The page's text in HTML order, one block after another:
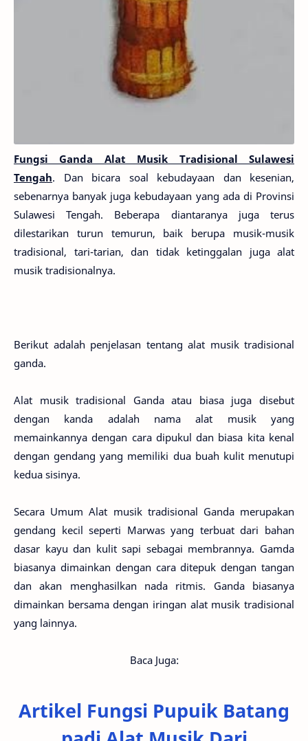
Fungsi Ganda Alat Musik Tradisional Sulawesi
Tengah. Dan bicara soal kebudayaan dan kesenian,
sebenarnya banyak juga kebudayaan yang ada di Provinsi
Sulawesi Tengah. Beberapa diantaranya juga terus
dilestarikan turun temurun, baik berupa musik-musik
tradisional, tari-tarian, dan tidak ketinggalan juga alat
musik tradisionalnya.
Berikut adalah penjelasan tentang alat musik tradisional
ganda.
Alat musik tradisional Ganda atau biasa juga disebut
dengan kanda adalah nama alat musik yang
memainkannya dengan cara dipukul dan biasa kita kenal
dengan gendang yang memiliki dua buah kulit menutupi
kedua sisinya.
Secara Umum Alat musik tradisional Ganda merupakan
gendang kecil seperti Marwas yang terbuat dari bahan
dasar kayu dan kulit sapi sebagai membrannya. Gamda
biasanya dimainkan dengan cara ditepuk dengan tangan
dan akan menghasilkan nada ritmis. Ganda biasanya
dimainkan bersama dengan iringan alat musik tradisional
yang lainnya.
Baca Juga:
Artikel Fungsi Pupuik Batang